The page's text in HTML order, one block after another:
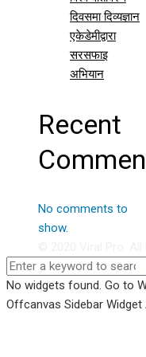
दिवसमा दिव्यज्ञान
एकेडेमीद्वारा
सरसफाइ
अभियान
Recent
No comments to
show.
No widgets found. Go to
Offcanvas Sidebar Widget